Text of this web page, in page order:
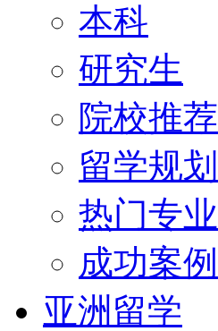
本科
研究生
院校推荐
留学规划
热门专业
成功案例
亚洲留学